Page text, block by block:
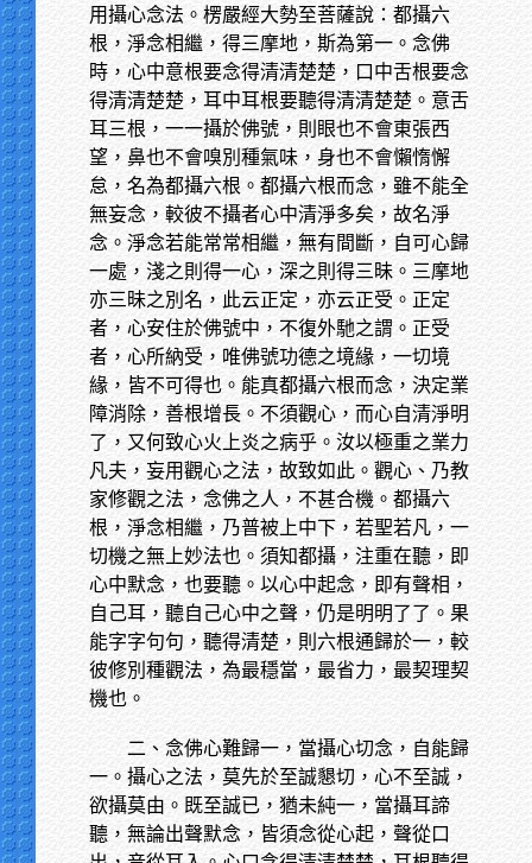
用攝心念法。楞嚴經大勢至菩薩說：都攝六
根，淨念相繼，得三摩地，斯為第一。念佛
時，心中意根要念得清清楚楚，口中舌根要念
得清清楚楚，耳中耳根要聽得清清楚楚。意舌
耳三根，一一攝於佛號，則眼也不會東張西
望，鼻也不會嗅別種氣味，身也不會懶惰懈
怠，名為都攝六根。都攝六根而念，雖不能全
無妄念，較彼不攝者心中清淨多矣，故名淨
念。淨念若能常常相繼，無有間斷，自可心歸
一處，淺之則得一心，深之則得三昧。三摩地
亦三昧之別名，此云正定，亦云正受。正定
者，心安住於佛號中，不復外馳之謂。正受
者，心所納受，唯佛號功德之境緣，一切境
緣，皆不可得也。能真都攝六根而念，決定業
障消除，善根增長。不須觀心，而心自清淨明
了，又何致心火上炎之病乎。汝以極重之業力
凡夫，妄用觀心之法，故致如此。觀心、乃教
家修觀之法，念佛之人，不甚合機。都攝六
根，淨念相繼，乃普被上中下，若聖若凡，一
切機之無上妙法也。須知都攝，注重在聽，即
心中默念，也要聽。以心中起念，即有聲相，
自己耳，聽自己心中之聲，仍是明明了了。果
能字字句句，聽得清楚，則六根通歸於一，較
彼修別種觀法，為最穩當，最省力，最契理契
機也。
二、念佛心難歸一，當攝心切念，自能歸
一。攝心之法，莫先於至誠懇切，心不至誠，
欲攝莫由。既至誠已，猶未純一，當攝耳諦
聽，無論出聲默念，皆須念從心起，聲從口